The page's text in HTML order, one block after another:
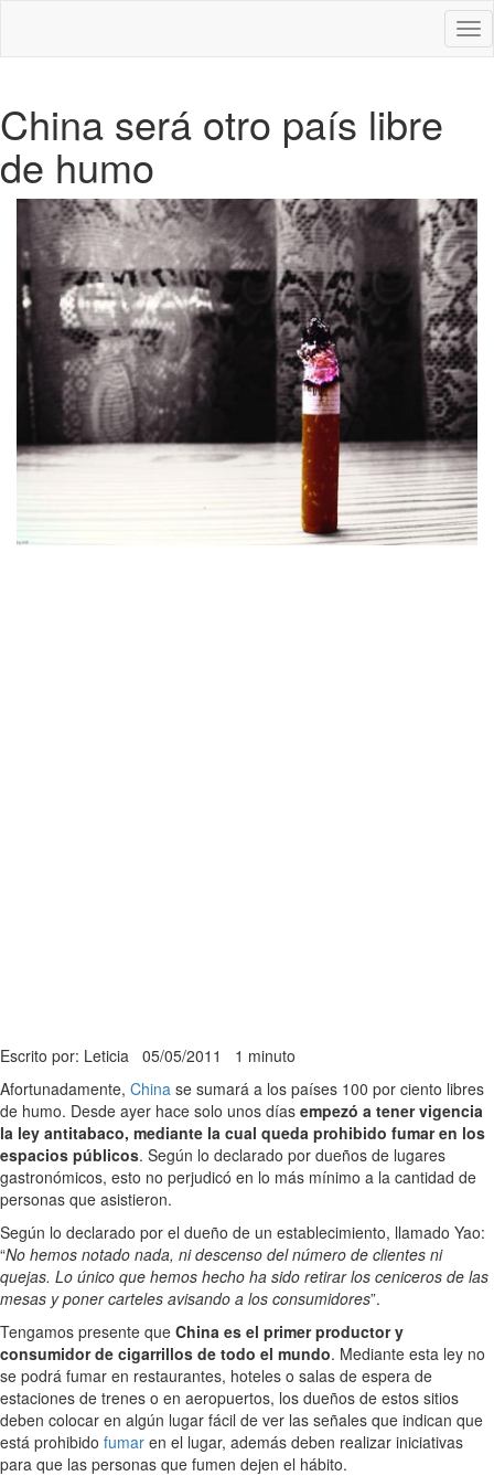
China será otro país libre
de humo
Escrito por: Leticia 05/05/2011 1 minuto
Afortunadamente, China se sumará a los países 100 por ciento libres
de humo. Desde ayer hace solo unos días empezó a tener vigencia
la ley antitabaco, mediante la cual queda prohibido fumar en los
espacios públicos. Según lo declarado por dueños de lugares
gastronómicos, esto no perjudicó en lo más mínimo a la cantidad de
personas que asistieron.
Según lo declarado por el dueño de un establecimiento, llamado Yao:
“No hemos notado nada, ni descenso del número de clientes ni
quejas. Lo único que hemos hecho ha sido retirar los ceniceros de las
mesas y poner carteles avisando a los consumidores”.
Tengamos presente que China es el primer productor y
consumidor de cigarrillos de todo el mundo. Mediante esta ley no
se podrá fumar en restaurantes, hoteles o salas de espera de
estaciones de trenes o en aeropuertos, los dueños de estos sitios
deben colocar en algún lugar fácil de ver las señales que indican que
está prohibido fumar en el lugar, además deben realizar iniciativas
para que las personas que fumen dejen el hábito.